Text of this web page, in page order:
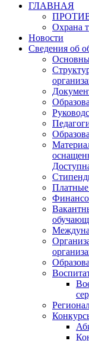
ГЛАВНАЯ
Охрана
Новости
Сведения об
Платные